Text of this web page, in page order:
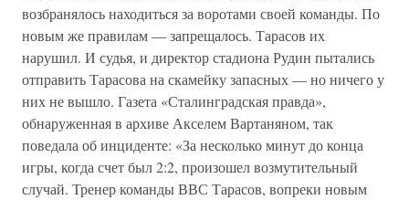
возбранялось находиться за воротами своей команды. По
новым же правилам — запрещалось. Тарасов их
нарушил. И судья, и директор стадиона Рудин пытались
отправить Тарасова на скамейку запасных — но ничего у
них не вышло. Газета «Сталинградская правда»,
обнаруженная в архиве Акселем Вартаняном, так
поведала об инциденте: «За несколько минут до конца
игры, когда счет был 2:2, произошел возмутительный
случай. Тренер команды ВВС Тарасов, вопреки новым